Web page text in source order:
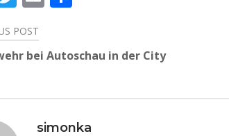
POST
bei Autoschau in der City
simonka